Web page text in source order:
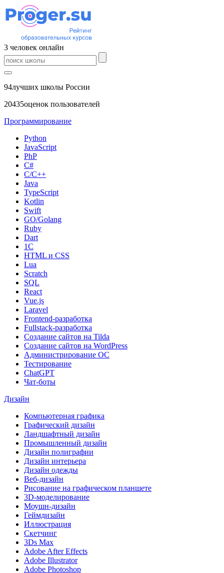
3 человек онлайн
94лучших школы России
20435оценок пользователей
Программирование
Python
JavaScript
PhP
C#
С/C++
Java
TypeScript
Kotlin
Swift
GO/Golang
Ruby
Dart
1С
HTML и CSS
Lua
Scratch
SQL
React
Vue.js
Laravel
Frontend-разработка
Fullstack-разработка
Создание сайтов на Tilda
Создание сайтов на WordPress
Администрирование ОС
Тестирование
ChatGPT
Чат-боты
Дизайн
Компьютерная графика
Графический дизайн
Ландшафтный дизайн
Промышленный дизайн
Дизайн полиграфии
Дизайн интерьера
Дизайн одежды
Веб-дизайн
Рисование на графическом планшете
3D-моделирование
Моушн-дизайн
Геймдизайн
Иллюстрация
Скетчинг
3Ds Max
Adobe After Effects
Adobe Illustrator
Adobe Photoshop